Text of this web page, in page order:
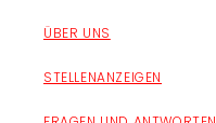
ÜBER UNS
STELLENANZEIGEN